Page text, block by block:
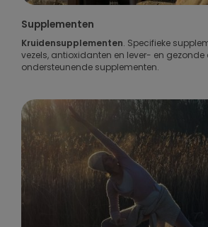
Supplementen
Kruidensupplementen. Specifieke
vezels, antioxidanten en lever- en
ondersteunende supplementen.